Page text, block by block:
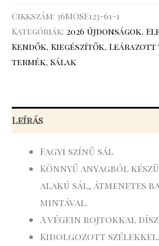
Cikkszám: 36MOSE123-61-1
Kategóriák: 2026 újdonságok,
Kendők, Kiegészítők, Leárazott
termék, Sálak
Leírás
Fagyi színű sál
Könnyű anyagból
alakú sál, átmenetes
mintával.
A végein rojtokkal
Kidolgozott szélekkel.